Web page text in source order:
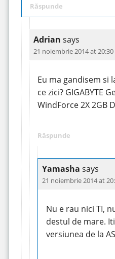
Răspunde
Adrian says
21 noiembrie 2014 at 20:30
Eu ma gandisem si
ce zici? GIGABYTE
WindForce 2X 2GB
Răspunde
Yamasha says
21 noiembrie 2014 at
Nu e rau nici TI,
destul de mare.
versiunea de la